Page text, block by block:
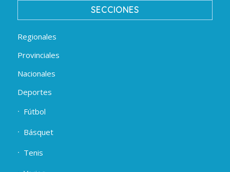
SECCIONES
Regionales
Provinciales
Nacionales
Deportes
Fútbol
Básquet
Tenis